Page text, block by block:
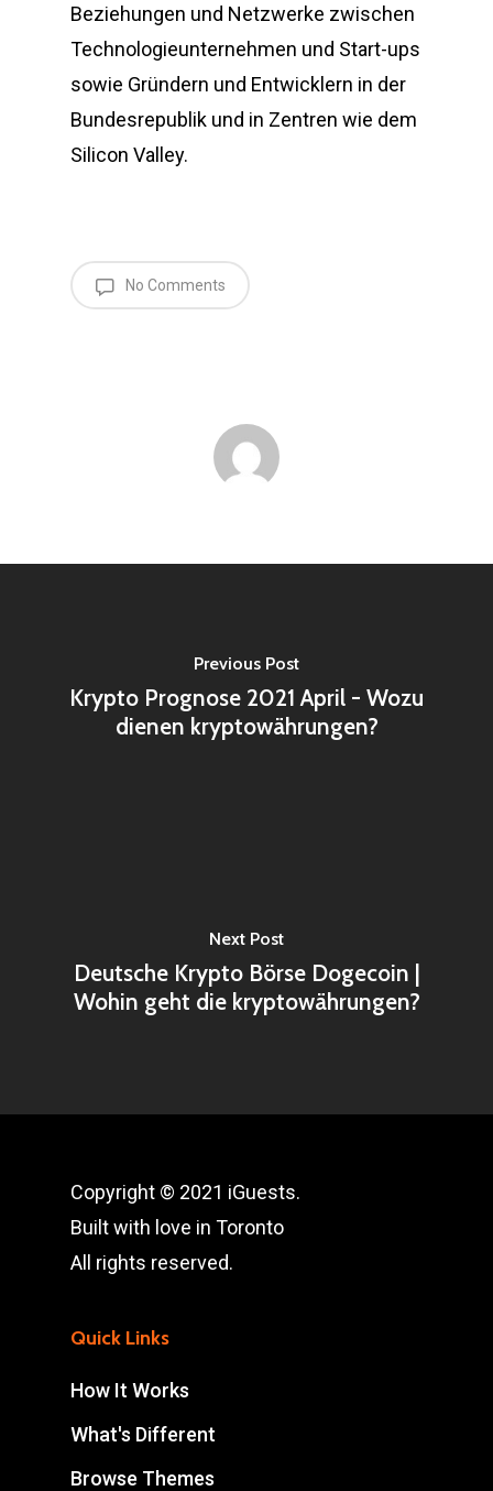
Beziehungen und Netzwerke zwischen
Technologieunternehmen und Start-ups
sowie Gründern und Entwicklern in der
Bundesrepublik und in Zentren wie dem
Silicon Valley.
No Comments
Previous Post
Krypto Prognose 2021 April - Wozu
dienen kryptowährungen?
Next Post
Deutsche Krypto Börse Dogecoin |
Wohin geht die kryptowährungen?
Copyright © 2021 iGuests.
Built with love in Toronto
All rights reserved.
Quick Links
How It Works
What's Different
Browse Themes